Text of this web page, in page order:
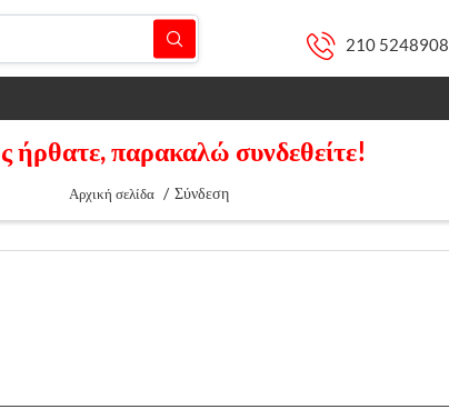
210 5248908
ήρθατε, παρακαλώ συνδεθείτε!
Αρχική σελίδα / Σύνδεση